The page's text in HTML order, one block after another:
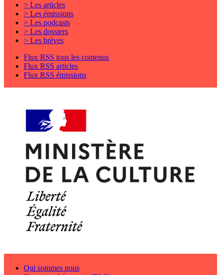
> Les articles
> Les émissions
> Les podcasts
> Les dossiers
> Les brèves
Flux RSS tous les contenus
Flux RSS articles
Flux RSS émissions
Qui sommes nous